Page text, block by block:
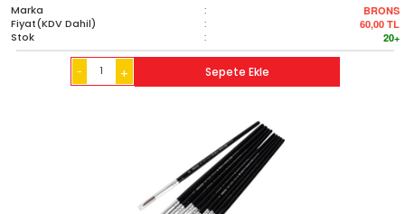
Marka
: BRONS
Fiyat(KDV Dahil) : 60,00 TL
Stok : 20+
- + Sepete Ekle